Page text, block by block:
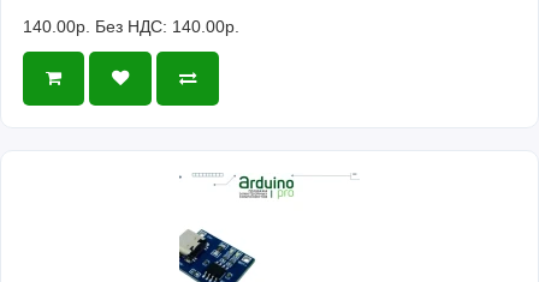
140.00р. Без НДС: 140.00р.